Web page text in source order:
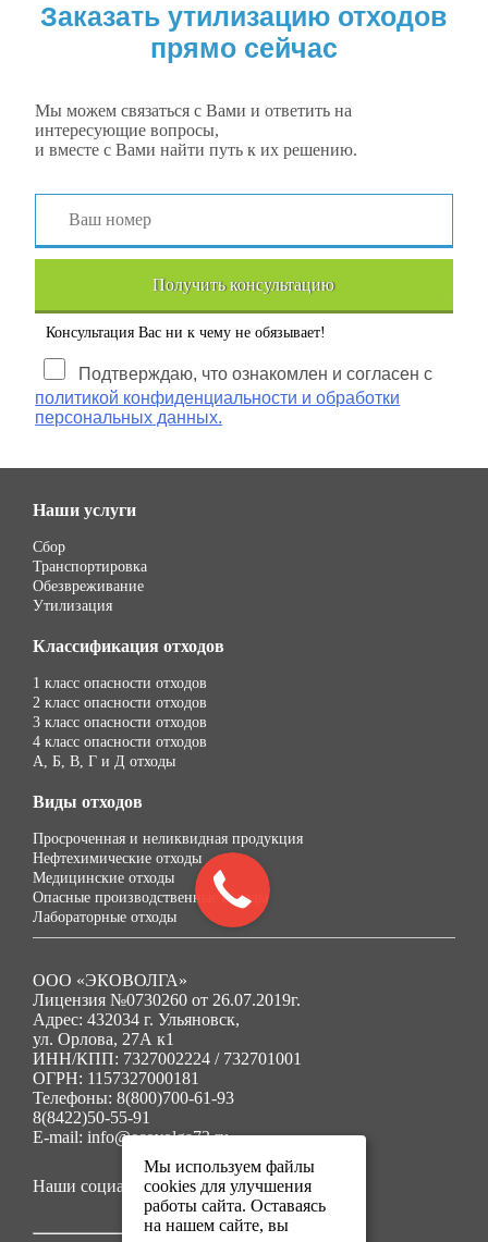
Заказать утилизацию отходов
прямо сейчас
Мы можем связаться с Вами и ответить на
интересующие вопросы,
и вместе с Вами найти путь к их решению.
Получить консультацию
Консультация Вас ни к чему не обязывает!
Подтверждаю, что ознакомлен и согласен с
политикой конфиденциальности и обработки
персональных данных.
Наши услуги
Сбор
Транспортировка
Обезвреживание
Утилизация
Классификация отходов
1 класс опасности отходов
2 класс опасности отходов
3 класс опасности отходов
4 класс опасности отходов
А, Б, В, Г и Д отходы
Виды отходов
Просроченная и неликвидная продукция
Нефтехимические отходы
Медицинские отходы
Опасные производственные отходы
Лабораторные отходы
ООО «ЭКОВОЛГА»
Лицензия №0730260 от 26.07.2019г.
Адрес: 432034 г. Ульяновск,
ул. Орлова, 27А к1
ИНН/КПП: 7327002224 / 732701001
ОГРН: 1157327000181
Телефоны: 8(800)700-61-93
8(8422)50-55-91
E-mail: info@ecovolga73.ru
Наши социальные сети:
Мы используем файлы
cookies для улучшения
работы сайта. Оставаясь
на нашем сайте, вы